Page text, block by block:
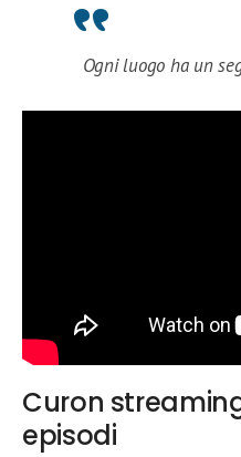
Ogni luogo ha un
Curon
episodi